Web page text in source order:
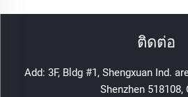
ติดต่อ
Add: 3F, Bldg #1, Shengxuan Ind.
Shenzhen 518108,